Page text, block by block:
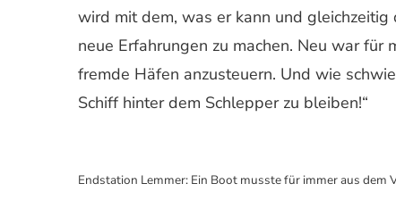
wird mit dem, was er kann und
neue Erfahrungen zu machen. Neu war für
fremde Häfen anzusteuern. Und wie
Schiff hinter dem Schlepper zu bleiben!“
Endstation Lemmer: Ein Boot musste für immer aus dem